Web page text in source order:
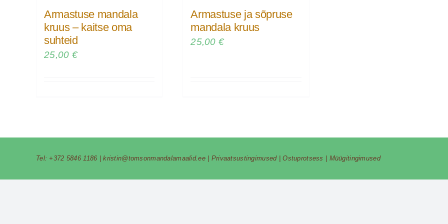
Armastuse mandala
kruus – kaitse oma
suhteid
25,00 €
Armastuse ja sõpruse
mandala kruus
25,00€
Tel: +372 5846 1186 |kristin@tomsonmandalamaalid.ee| Privaatsustingimused|Ostuprotsess Müügitingimused